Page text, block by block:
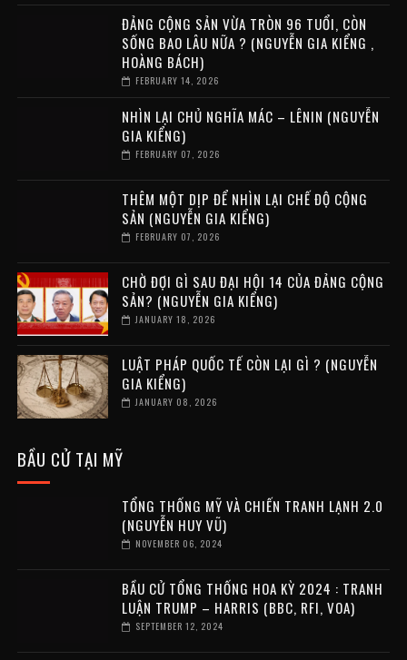
ĐẢNG CỘNG SẢN VỪA TRÒN 96 TUỔI, CÒN
SỐNG BAO LÂU NỮA ? (NGUYỄN GIA KIỂNG ,
HOÀNG BÁCH)
FEBRUARY 14, 2026
NHÌN LẠI CHỦ NGHĨA MÁC – LÊNIN (NGUYỄN
GIA KIỂNG)
FEBRUARY 07, 2026
THÊM MỘT DỊP ĐỂ NHÌN LẠI CHẾ ĐỘ CỘNG
SẢN (NGUYỄN GIA KIỂNG)
FEBRUARY 07, 2026
CHỜ ĐỢI GÌ SAU ĐẠI HỘI 14 CỦA ĐẢNG CỘNG
SẢN? (NGUYỄN GIA KIỂNG)
JANUARY 18, 2026
LUẬT PHÁP QUỐC TẾ CÒN LẠI GÌ ? (NGUYỄN
GIA KIỂNG)
JANUARY 08, 2026
BẦU CỬ TẠI MỸ
TỔNG THỐNG MỸ VÀ CHIẾN TRANH LẠNH 2.0
(NGUYỄN HUY VŨ)
NOVEMBER 06, 2024
BẦU CỬ TỔNG THỐNG HOA KỲ 2024 : TRANH
LUẬN TRUMP – HARRIS (BBC, RFI, VOA)
SEPTEMBER 12, 2024